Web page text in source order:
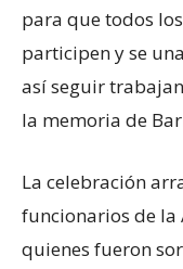
para que todos
participen y se
así seguir
la memoria de
La celebración
funcionarios de
quienes fueron